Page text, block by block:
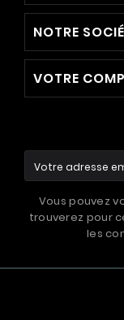
NOTRE
VOTRE
Vous pouvez
trouverez pour
les